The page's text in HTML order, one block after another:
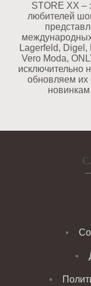
STORE XX –
любителей
Lagerfeld, Digel,
Vero Moda,
исключительно
обновляем их